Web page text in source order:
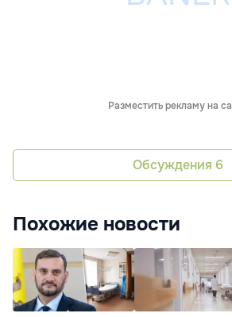
Разместить рекламу на
Обсуждения 6
Похожие новости